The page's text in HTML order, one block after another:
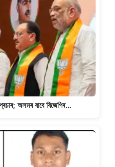
প্ৰচাৰ; অসমৰ বাবে বিজেপিৰ…